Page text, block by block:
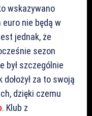
wskazywano
nie będą w
jednak, że
sezon
był szczególnie
za to swoją
dzięki czemu
. Klub z